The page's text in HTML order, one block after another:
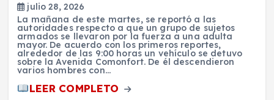
julio 28, 2026
La mañana de este martes, se reportó a las
autoridades respecto a que un grupo de sujetos
armados se llevaron por la fuerza a una adulta
mayor. De acuerdo con los primeros reportes,
alrededor de las 9:00 horas un vehículo se detuvo
sobre la Avenida Comonfort. De él descendieron
varios hombres con…
LEER COMPLETO